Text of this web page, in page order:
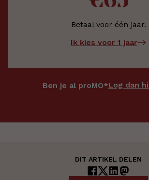
Betaal voor één jaar.
Ik kies voor 1 jaar
Ben je al proMO*Log dan
DIT ARTIKEL DELEN